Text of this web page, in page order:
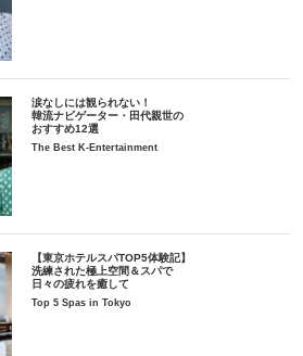
涙なしには観られない！
韓流ナビゲーター・田代親世の
おすすめ12選
The Best K-Entertainment
【東京ホテルスパTOP5体験記】
洗練された極上空間＆スパで
日々の疲れを癒して
Top 5 Spas in Tokyo